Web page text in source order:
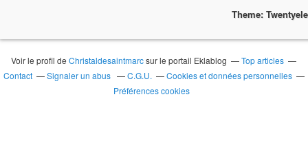
Theme:
Voir le profil deChristaldesaintmarcsur le portail Eklablog
Top articles
Contact
Signaler un abus C.G.U.
Cookies et données personnelles
Préférences cookies